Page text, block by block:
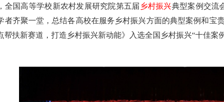
全国高等学校新农村发展研究院第五届 乡村振兴典型案例交流
者齐聚一堂，总结各高校在服务乡村振兴方面的典型案例和宝
帮扶新赛道，打造乡村振兴新动能》入选全国乡村振兴“十佳案例